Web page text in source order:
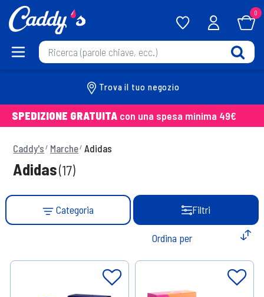
0
Trova il tuo negozio
SPEDIZIONE GRATUITA con una spesa minima 49€
Caddy's Marche Adidas
Adidas(17)
Categoria Filtri